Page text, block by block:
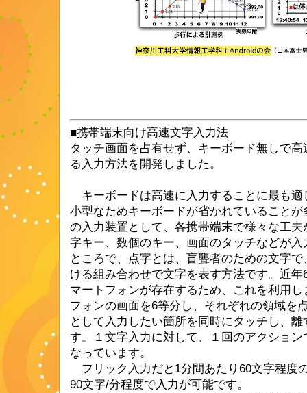
■携帯端末向け高速文字入力法
タッチ画面を占有せず、キーボード無しで
る入力方法を開発しました。
キーボードは高速に入力することに最も適
小型なためキーボードが省かれていること
の入力装置として、各携帯端末で様々な工
字キー、数個のキー、画面のタッチなどが
ところで、点字とは、盲聾者のための文字
ける組み合わせで文字を表す方法です。近
マートフォンが存在するため、これを利用
フォンの画面を6等分し、それぞれの領域を
として入力したい箇所を同時にタッチし、
す。１文字入力に対して、１回のアクショ
なっています。
フリック入力だと1分間あたり60文字程度
90文字/分程度で入力が可能です。